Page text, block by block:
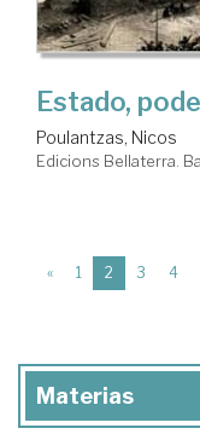
Estado,
Poulantzas, Nicos
Edicions Bellaterra.
« 1 2 (current)
3 4
Materias